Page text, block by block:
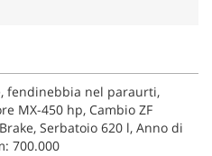
fendinebbia nel paraurti,
MX-450 hp, Cambio ZF
Serbatoio 620 l, Anno di
700.000